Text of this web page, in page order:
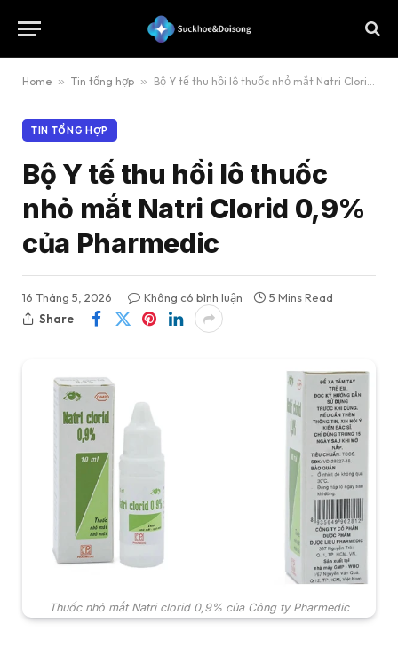
Home » Tin tổng hợp » Bộ Y tế thu hồi lô thuốc nhỏ mắt Natri Clorid 0,9% của Pharmedic
TIN TỔNG HỢP
Bộ Y tế thu hồi lô thuốc
nhỏ mắt Natri Clorid 0,9%
của Pharmedic
16 Tháng 5, 2026 Không có bình luận
5 Mins Read
Share
Thuốc nhỏ mắt Natri clorid 0,9% của Công ty Pharmedic